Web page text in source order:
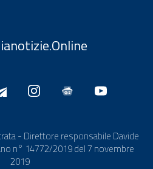
- Direttore responsabile Davide
n° 14772/2019 del 7 novembre
2019